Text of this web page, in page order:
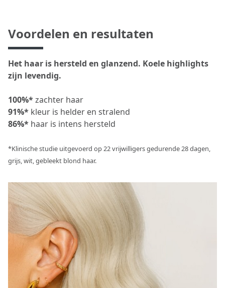
Voordelen en resultaten
Het haar is hersteld en glanzend. Koele highlights
zijn levendig.
100%*zachter haar
91%* kleur is helder en stralend
86%* haar is intens hersteld
*Klinische studie uitgevoerd op 22 vrijwilligers gedurende 28 dagen,
grijs, wit, gebleekt blond haar.